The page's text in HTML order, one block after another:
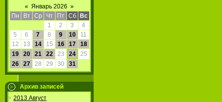
« Январь 2026 »
Пн
Вт Ср Чт Пт Сб
Вс
1
2 3
4
5
6 7 8 9 10
11
12
13 14 15 16 17
18
19
20 21 22 23 24
25
26
27 28 29 30 31
Архив записей
2013 Август